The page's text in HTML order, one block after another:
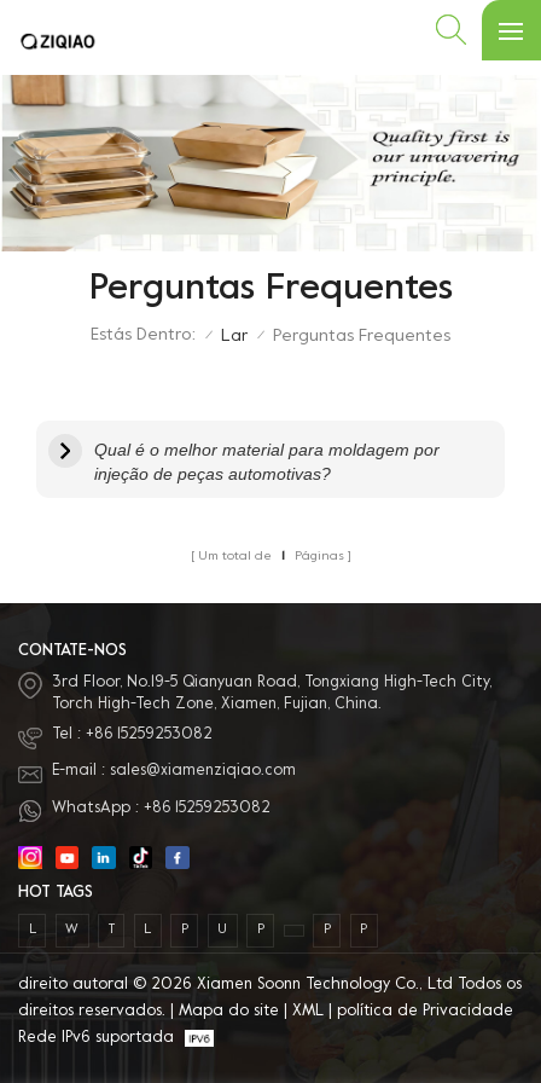
Perguntas Frequentes
Estás Dentro: / Lar / Perguntas Frequentes
Qual é o melhor material para moldagem por
injeção de peças automotivas?
Um total de Páginas
CONTATE-NOS
3rd Floor, No.19-5 Qianyuan Road, Tongxiang High-Tech City,
Torch High-Tech Zone, Xiamen, Fujian, China.
Tel : +86 15259253082
E-mail : sales@xiamenziqiao.com
WhatsApp : +86 15259253082
HOT TAGS
L W T L P U P P P
direito autoral © 2026 Xiamen Soonn Technology Co., Ltd Todos os
direitos reservados. | Mapa do site XML
política de Privacidade
Rede IPv6 suportada